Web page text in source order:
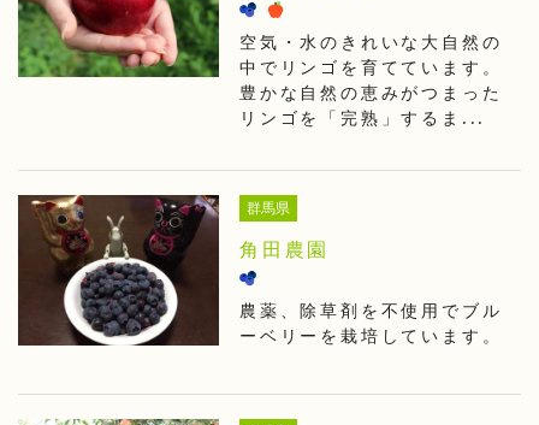
空気・水のきれいな大自然の
中でリンゴを育てています。
豊かな自然の恵みがつまった
リンゴを「完熟」するま...
群馬県
角田農園
農薬、除草剤を不使用でブル
ーベリーを栽培しています。